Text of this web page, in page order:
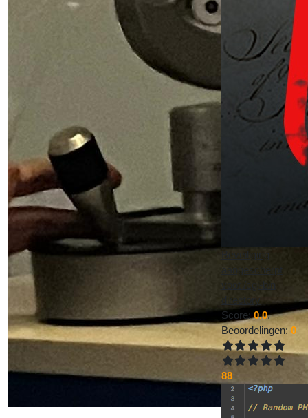
aangescherpt
voot /cgi-bin
directory
Score:0.0,
Beoordelingen: 0
88